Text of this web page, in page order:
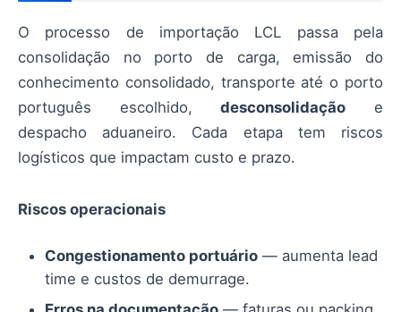
O processo de importação LCL passa pela
consolidação no porto de carga, emissão do
conhecimento consolidado, transporte até o porto
português escolhido,desconsolidação e
despacho aduaneiro. Cada etapa tem riscos
logísticos que impactam custo e prazo.
Riscos operacionais
Congestionamento portuário — aumenta lead
time e custos de demurrage.